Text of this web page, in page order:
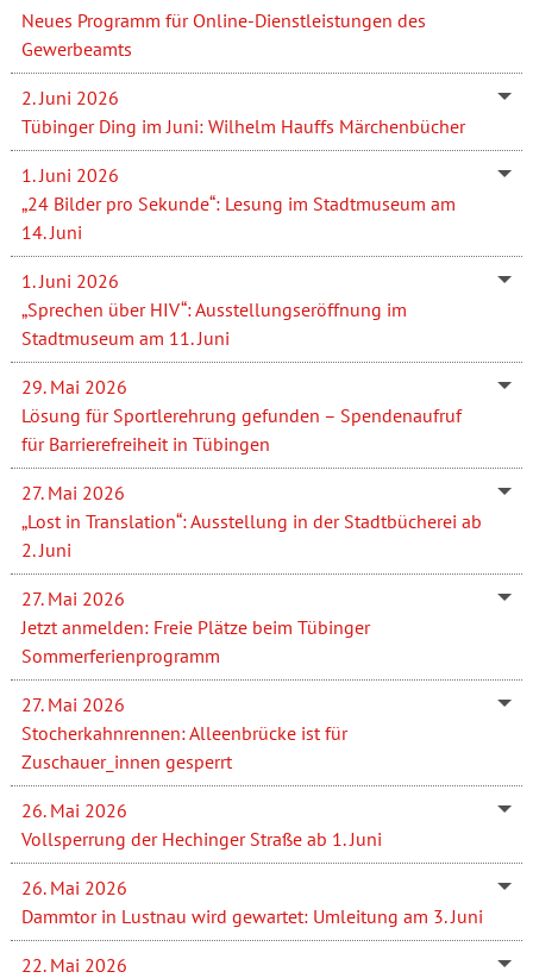
Neues Programm für Online-Dienstleistungen des
Gewerbeamts
2. Juni 2026
Tübinger Ding im Juni: Wilhelm Hauffs Märchenbücher
1. Juni 2026
„24 Bilder pro Sekunde“: Lesung im Stadtmuseum am
14. Juni
1. Juni 2026
„Sprechen über HIV“: Ausstellungseröffnung im
Stadtmuseum am 11. Juni
29. Mai 2026
Lösung für Sportlerehrung gefunden – Spendenaufruf
für Barrierefreiheit in Tübingen
27. Mai 2026
„Lost in Translation“: Ausstellung in der Stadtbücherei ab
2. Juni
27. Mai 2026
Jetzt anmelden: Freie Plätze beim Tübinger
Sommerferienprogramm
27. Mai 2026
Stocherkahnrennen: Alleenbrücke ist für
Zuschauer_innen gesperrt
26. Mai 2026
Vollsperrung der Hechinger Straße ab 1. Juni
26. Mai 2026
Dammtor in Lustnau wird gewartet: Umleitung am 3. Juni
22. Mai 2026